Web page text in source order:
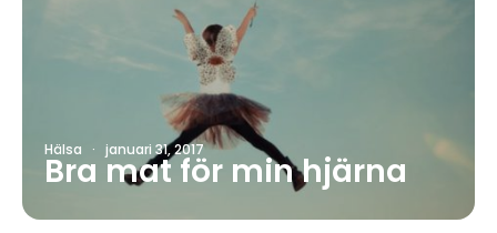
Hälsa · januari 31, 2017
Bra mat för min hjärna